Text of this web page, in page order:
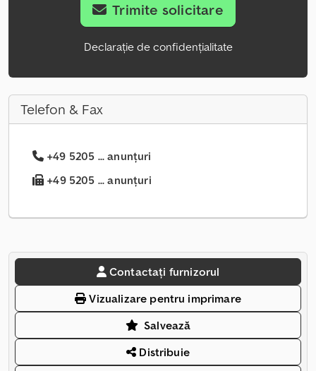
Trimite solicitare
Declarație de confidențialitate
Telefon & Fax
+49 5205 ... anunțuri
+49 5205 ... anunțuri
Contactați furnizorul
Vizualizare pentru imprimare
Salvează
Distribuie